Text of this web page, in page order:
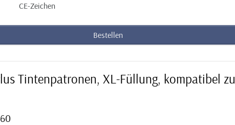
CE-Zeichen
Bestellen
Tintenpatronen, XL-Füllung, kompatibel zu